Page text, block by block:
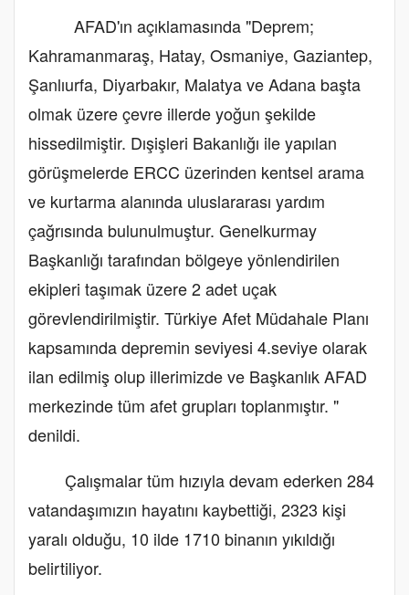
AFAD'ın açıklamasında "Deprem;
Kahramanmaraş, Hatay, Osmaniye, Gaziantep,
Şanlıurfa, Diyarbakır, Malatya ve Adana başta
olmak üzere çevre illerde yoğun şekilde
hissedilmiştir. Dışişleri Bakanlığı ile yapılan
görüşmelerde ERCC üzerinden kentsel arama
ve kurtarma alanında uluslararası yardım
çağrısında bulunulmuştur. Genelkurmay
Başkanlığı tarafından bölgeye yönlendirilen
ekipleri taşımak üzere 2 adet uçak
görevlendirilmiştir. Türkiye Afet Müdahale Planı
kapsamında depremin seviyesi 4.seviye olarak
ilan edilmiş olup illerimizde ve Başkanlık AFAD
merkezinde tüm afet grupları toplanmıştır. "
denildi.
Çalışmalar tüm hızıyla devam ederken 284
vatandaşımızın hayatını kaybettiği, 2323 kişi
yaralı olduğu, 10 ilde 1710 binanın yıkıldığı
belirtiliyor.